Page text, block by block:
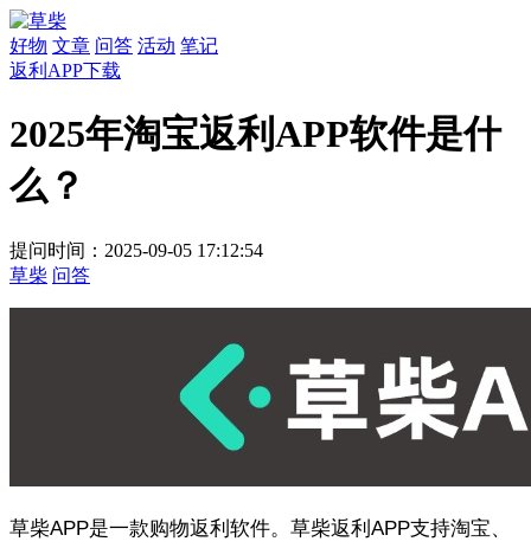
好物 文章 问答 活动 笔记
返利APP下载
2025年淘宝返利APP软件是什
么？
提问时间：2025-09-05 17:12:54
草柴 问答
草柴APP是一款购物返利软件。草柴返利APP支持淘宝、